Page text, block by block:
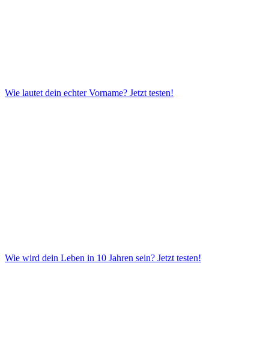
Wie lautet dein echter Vorname? Jetzt testen!
Wie wird dein Leben in 10 Jahren sein? Jetzt testen!